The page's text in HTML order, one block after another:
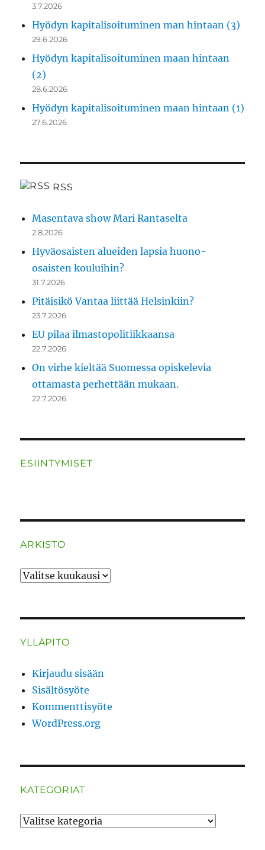
3.7.2026
Hyödyn kapitalisoituminen man hintaan (3)
29.6.2026
Hyödyn kapitalisoituminen maan hintaan
(2)
28.6.2026
Hyödyn kapitalisoituminen maan hintaan (1)
27.6.2026
RSS
Masentava show Mari Rantaselta
2.8.2026
Hyväosaisten alueiden lapsia huono-
osaisten kouluihin?
31.7.2026
Pitäisikö Vantaa liittää Helsinkiin?
23.7.2026
EU pilaa ilmastopolitiikkaansa
22.7.2026
On virhe kieltää Suomessa opiskelevia
ottamasta perhettään mukaan.
22.7.2026
ESIINTYMISET
ARKISTO
ARKISTO
YLLÄPITO
Kirjaudu sisään
Sisältösyöte
Kommenttisyöte
WordPress.org
KATEGORIAT
Kategoriat